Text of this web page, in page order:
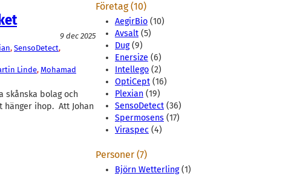
9 dec 2025
, SensoDetect
Linde, Mohamad
bolag och
hänger ihop. Att Johan
Företag (10)
AegirBio (10)
Avsalt (5)
Dug(9)
Enersize (6)
Intellego (2)
OptiCept (16)
Plexian (19)
SensoDetect (36)
Spermosens (17)
Viraspec (4)
Personer (7)
Björn Wetterling(1)